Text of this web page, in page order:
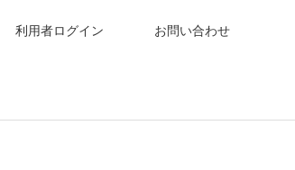
利用者ログイン お問い合わせ